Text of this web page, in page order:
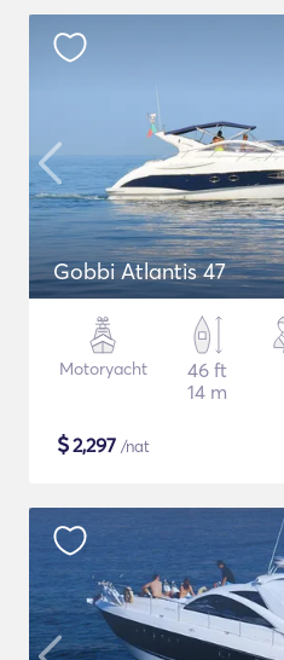
Gobbi Atlantis 47
Motoryacht
46 ft
14 m
$2,297 /nat